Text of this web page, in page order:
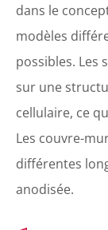
dans le
modèles
possibles. Les
sur une
cellulaire, ce
Les couvre-
différentes
anodisée.